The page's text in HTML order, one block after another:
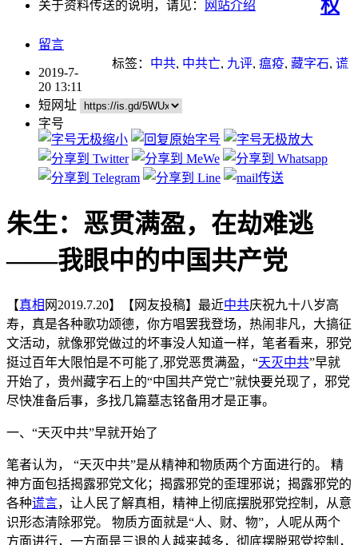
关于资料传送的说明，请见：
网站介绍
权
留言
标签： 中共, 中共亡, 九评, 瘟疫, 藏字石, 谎
2019-7-
20 13:11
短网址
字号
朱生：恶贯满盈，在劫难逃
——我眼中的中国共产党
【真相 网2019.7.20】【网友投稿】最近中共庆祝九十八岁高
寿，真是各种歌功颂德，你方唱罢我登场，热闹非凡，大搞征
文活动，就像邪党做过的坏事没人知道一样，笔者看来，邪党
挺过百年大限怕是不可能了,邪党恶贯满盈，“天灭中共”早就
开始了，贵州藏字石上的“中国共产党亡”就快要兑现了，邪党
尽快准备后事，多找几篇墓志铭备用才是正事。
一、“天灭中共”早就开始了
笔者认为， “天灭中共”是从精神和物质两个方面进行的。 精
神方面包括揭露邪党文化；揭露邪党的歪理邪说；揭露邪党的
各种谎言，让人民了解真相，精神上彻底摆脱邪党控制，从意
识形态清除邪党。 物质方面就是“人、财、物”，人呢从两个
方面进行，一方面是三退的人越来越多，彻底摆脱邪党控制，